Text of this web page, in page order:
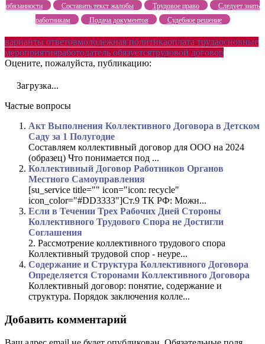
обязанности
Составить текст жалобы Трудовое право
Следует знать
работникам
Подача документов Судебное решение
варианты ответовмолодежная политикаоплата трудаосновные
мероприятияработодатель обязуетсятрудовой договор
Оцените, пожалуйста, публикацию:
Загрузка...
Частые вопросы
Акт Выполнения Коллективного Договора в Детском
Саду за 1 Полугодие
Составляем коллективный договор для ООО на 2024
(образец) Что понимается под ...
Коллективный Договор Работников Органов
Местного Самоуправления
[su_service title="" icon="icon: recycle"
icon_color="#DD3333"]Ст.9 ТК РФ: Можн...
Если в Течении Трех Рабочих Дней Стороны
Коллективного Трудового Спора не Достигли
Соглашения
2. Рассмотрение коллективного трудового спора
Коллективный трудовой спор - неуре...
Содержание и Структура Коллективного Договора
Определяется Сторонами Коллективного Договора
Коллективный договор: понятие, содержание и
структура. Порядок заключения колле...
Добавить комментарий